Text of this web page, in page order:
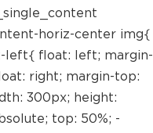
horiz-center img{
left{ float: left; margin-
right; margin-top:
300px; height:
top: 50%; -